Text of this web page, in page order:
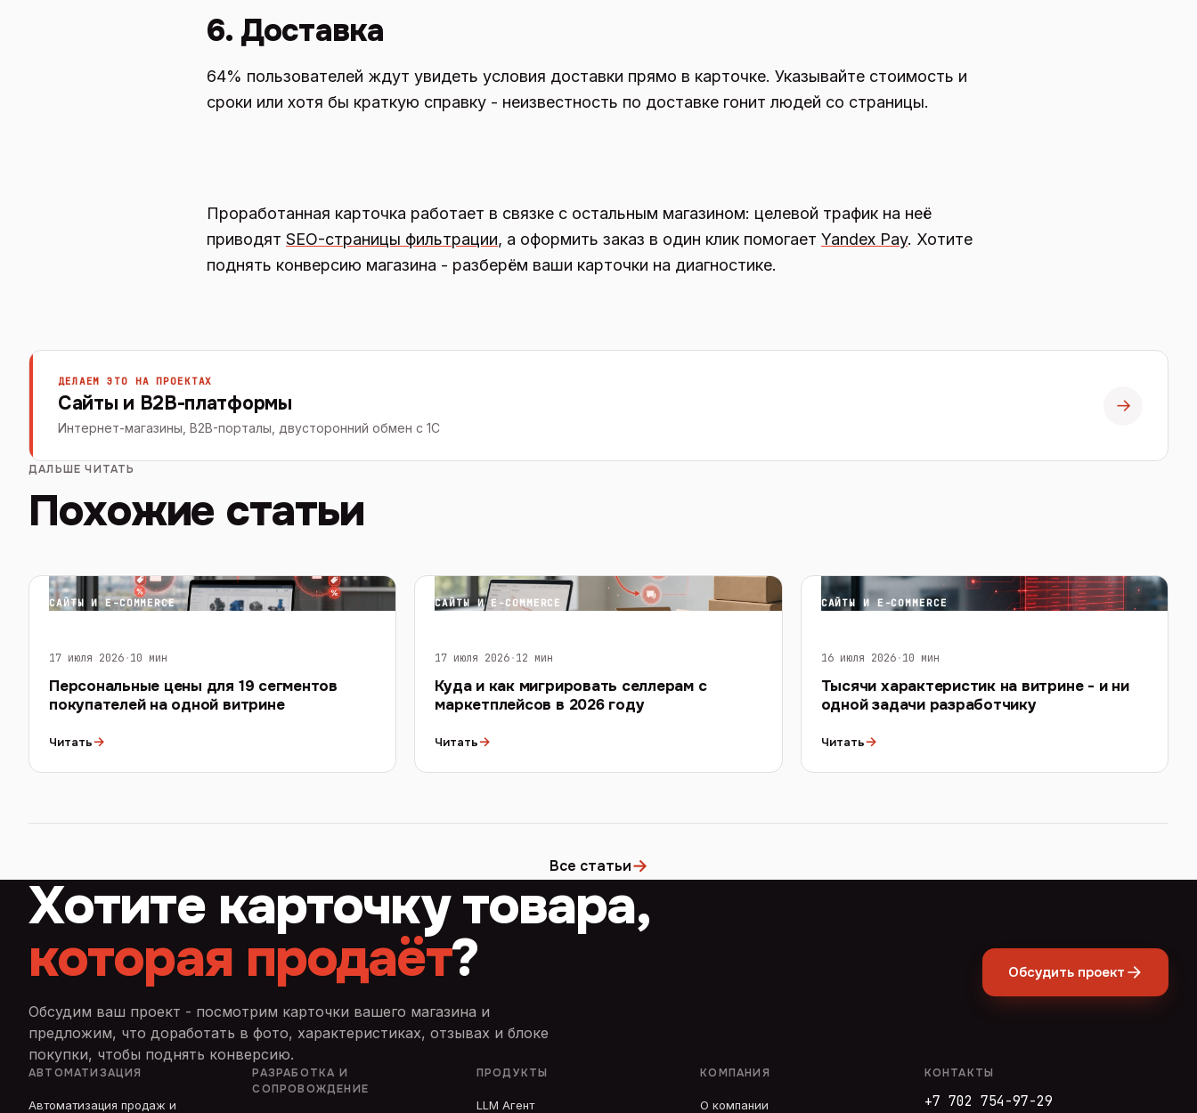
6. Доставка
64% пользователей ждут увидеть условия доставки прямо в карточке. Указывайте стоимость и
сроки или хотя бы краткую справку - неизвестность по доставке гонит людей со страницы.
Проработанная карточка работает в связке с остальным магазином: целевой трафик на неё
приводят SEO-страницы фильтрации, а оформить заказ в один клик помогает Yandex Pay. Хотите
поднять конверсию магазина - разберём ваши карточки на диагностике.
ДЕЛАЕМ ЭТО НА ПРОЕКТАХ
Сайты и B2B-платформы
Интернет-магазины, B2B-порталы, двусторонний обмен с 1С
→
ДАЛЬШЕ ЧИТАТЬ
Похожие статьи
САЙТЫ И E-COMMERCE
17 июля 2026·10 мин
Персональные цены для 19 сегментов
покупателей на одной витрине
Читать→
САЙТЫ И E-COMMERCE
17 июля 2026·12 мин
Куда и как мигрировать селлерам с
маркетплейсов в 2026 году
Читать→
САЙТЫ И E-COMMERCE
16 июля 2026·10 мин
Тысячи характеристик на витрине - и ни
одной задачи разработчику
Читать→
Все статьи→
Хотите карточку товара,
которая продаёт?
Обсудим ваш проект - посмотрим карточки вашего магазина и
предложим, что доработать в фото, характеристиках, отзывах и блоке
покупки, чтобы поднять конверсию.
Обсудить проект
АВТОМАТИЗАЦИЯ
Автоматизация продаж и
РАЗРАБОТКА И
СОПРОВОЖДЕНИЕ
ПРОДУКТЫ
LLM Агент
КОМПАНИЯ
О компании
КОНТАКТЫ
+7 702 754-97-29